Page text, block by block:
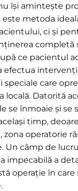
își amintește
este metoda
ci și
completă
ce pacientul
efectua
speciale care
locală. Datorită
se înmoaie și se
timp,
zona operatorie
Un câmp de
impecabilă a
operație în care